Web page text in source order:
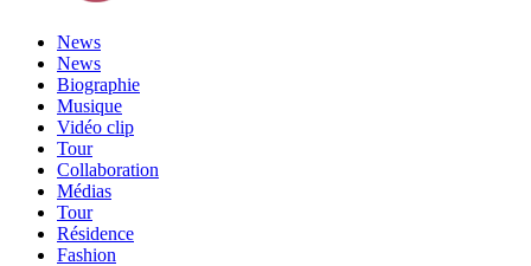
News
News
Biographie
Musique
Vidéo clip
Tour
Collaboration
Médias
Tour
Résidence
Fashion